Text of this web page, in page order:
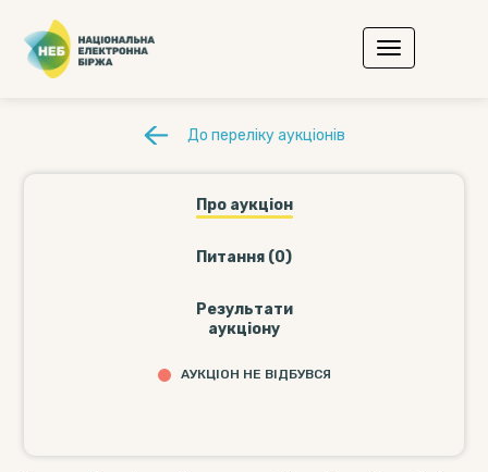
До переліку аукціонів
Про аукціон
Питання (0)
Результати
аукціону
АУКЦІОН НЕ ВІДБУВСЯ